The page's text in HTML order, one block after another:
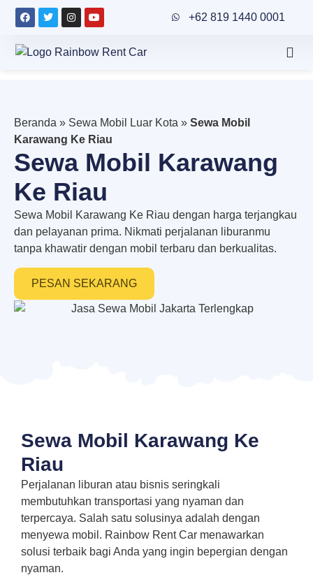
+62 819 1440 0001
Beranda » Sewa Mobil Luar Kota » Sewa Mobil
Karawang Ke Riau
Sewa Mobil Karawang
Ke Riau
Sewa Mobil Karawang Ke Riau dengan harga terjangkau
dan pelayanan prima. Nikmati perjalanan liburanmu
tanpa khawatir dengan mobil terbaru dan berkualitas.
PESAN SEKARANG
Sewa Mobil Karawang Ke
Riau
Perjalanan liburan atau bisnis seringkali
membutuhkan transportasi yang nyaman dan
terpercaya. Salah satu solusinya adalah dengan
menyewa mobil. Rainbow Rent Car menawarkan
solusi terbaik bagi Anda yang ingin bepergian dengan
nyaman.